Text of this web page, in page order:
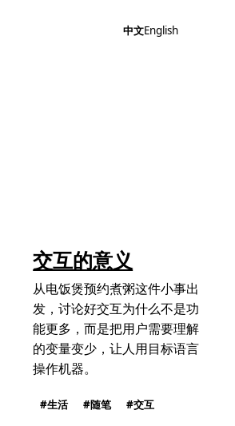
中文English
交互的意义
从电饭煲预约煮粥这件小事出
发，讨论好交互为什么不是功
能更多，而是把用户需要理解
的变量变少，让人用目标语言
操作机器。
生活 随笔 交互